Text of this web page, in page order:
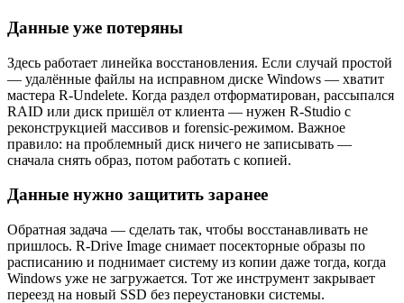
Данные уже потеряны
Здесь работает линейка восстановления. Если случай простой
— удалённые файлы на исправном диске Windows — хватит
мастера R-Undelete. Когда раздел отформатирован, рассыпался
RAID или диск пришёл от клиента — нужен R-Studio с
реконструкцией массивов и forensic-режимом. Важное
правило: на проблемный диск ничего не записывать —
сначала снять образ, потом работать с копией.
Данные нужно защитить заранее
Обратная задача — сделать так, чтобы восстанавливать не
пришлось. R-Drive Image снимает посекторные образы по
расписанию и поднимает систему из копии даже тогда, когда
Windows уже не загружается. Тот же инструмент закрывает
переезд на новый SSD без переустановки системы.